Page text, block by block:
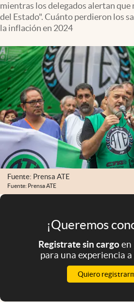
Infotechnology
Clase
Clima
Mundial 2026
Eventos Corporativos
El Cronista Studio
Mediakit
abre en nueva pestaña
Argentina
mientras los delegados alertan que
del Estado". Cuánto perdieron los
la inflación en 2024
Fuente: Prensa ATE
Fuente: Prensa ATE
¡Queremos
Registrate sin cargoen
para una experiencia
Quiero